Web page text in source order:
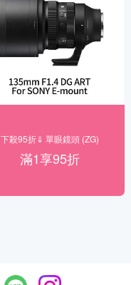
下殺95折⇓ 單眼鏡頭 (ZG)
滿1享95折